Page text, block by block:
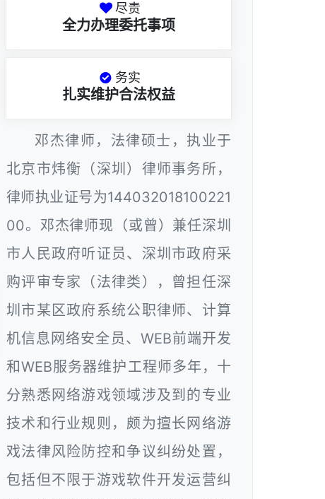
尽责
全力办理委托事项
务实
扎实维护合法权益
邓杰律师，法律硕士，执业于
北京市炜衡（深圳）律师事务所，
律师执业证号为144032018100221
00。邓杰律师现（或曾）兼任深圳
市人民政府听证员、深圳市政府采
购评审专家（法律类），曾担任深
圳市某区政府系统公职律师、计算
机信息网络安全员、WEB前端开发
和WEB服务器维护工程师多年，十
分熟悉网络游戏领域涉及到的专业
技术和行业规则，颇为擅长网络游
戏法律风险防控和争议纠纷处置，
包括但不限于游戏软件开发运营纠